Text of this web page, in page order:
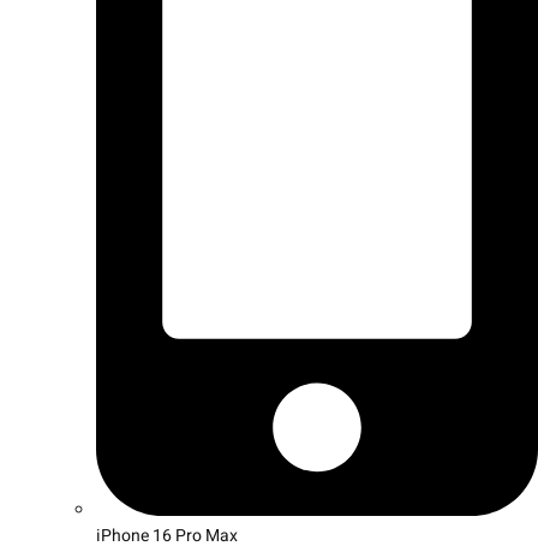
iPhone 16 Pro Max